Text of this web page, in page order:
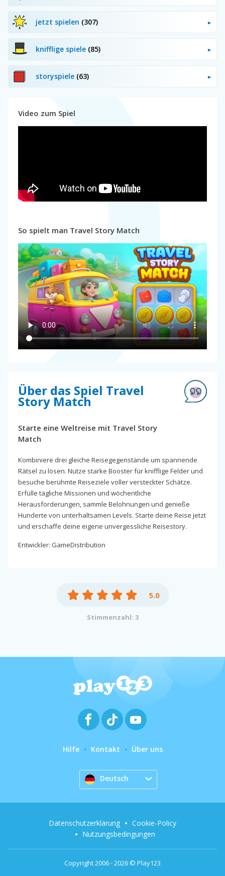
jetzt spielen (307)
knifflige spiele (85)
storyspiele (63)
Video zum Spiel
So spielt man Travel Story Match
Über das Spiel Travel
Story Match
Starte eine Weltreise mit Travel Story
Match
Kombiniere drei gleiche Reisegegenstände um spannende
Rätsel zu lösen. Nutze starke Booster für knifflige Felder und
besuche berühmte Reiseziele voller versteckter Schätze.
Erfülle tägliche Missionen und wöchentliche
Herausforderungen, sammle Belohnungen und genieße
Hunderte von unterhaltsamen Levels. Starte deine Reise jetzt
und erschaffe deine eigene unvergessliche Reisestory.
Entwickler: GameDistribution
5.0
Stimmenzahl: 3
Hilfe Kontakt Über uns
Deutsch
Copyright 2006 - 2026 © Play123
Datenschutzerklärung
Cookie-Policy
Nutzungsbedingungen